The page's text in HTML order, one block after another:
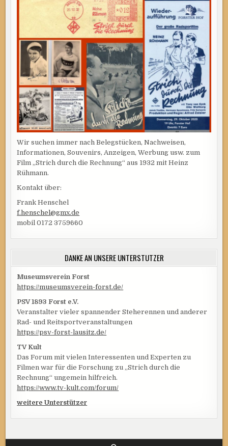
Wir suchen immer nach Belegstücken, Nachweisen,
Informationen, Souvenirs, Anzeigen, Werbung usw. zum
Film „Strich durch die Rechnung“ aus 1932 mit Heinz
Rühmann.
Kontakt über:
Frank Henschel
f.henschel@gmx.de
mobil 0172 3759660
DANKE AN UNSERE UNTERSTÜTZER
Museumsverein Forst
https://museumsverein-forst.de/
PSV 1893 Forst e.V.
Veranstalter vieler spannender Steherennen und anderer
Rad- und Reitsportveranstaltungen
https://psv-forst-lausitz.de/
TV Kult
Das Forum mit vielen Interessenten und Experten zu
Filmen war für die Forschung zu „Strich durch die
Rechnung“ ungemein hilfreich.
https://www.tv-kult.com/forum/
weitere Unterstützer